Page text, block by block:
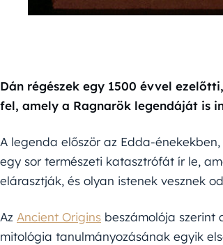
Dán régészek egy 1500 évvel
fel, amely a Ragnarök legendáját is
A legenda először az Edda-
egy sor természeti katasztrófát ír le,
elárasztják, és olyan istenek vesznek
Az Ancient Origins beszámolója szerint
mitológia tanulmányozásának egyik